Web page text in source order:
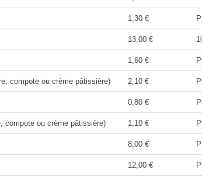
1,30 €
13,00 €
1,60 €
compote ou crème pâtissière) 2,10 €
0,80 €
compote ou crème pâtissière) 1,10 €
8,00 €
12,00 €